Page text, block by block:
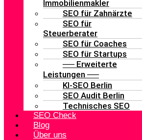
Immobilienmakler
SEO für Zahnärzte
SEO für
Steuerberater
SEO für Coaches
SEO für Startups
── Erweiterte
Leistungen ──
KI-SEO Berlin
SEO Audit Berlin
Technisches SEO
SEO Check
Blog
Über uns